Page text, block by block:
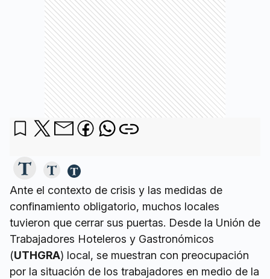
Ante el contexto de crisis y las medidas de
confinamiento obligatorio, muchos locales
tuvieron que cerrar sus puertas. Desde la Unión de
Trabajadores Hoteleros y Gastronómicos
(UTHGRA) local, se muestran con preocupación
por la situación de los trabajadores en medio de la